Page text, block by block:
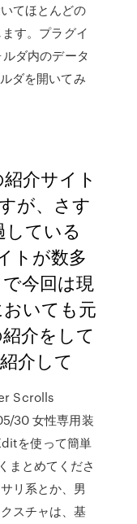
てほとんどの
す。プラグイ
ダ内のデータ
ダを開いてみ
介サイト
が、さす
ている
トが数多
今回は現
いても元
介をして
介して
Scrolls
30 女性専用装
を使って簡単
まとめてくださ
リ系とか、男
スチャは、基